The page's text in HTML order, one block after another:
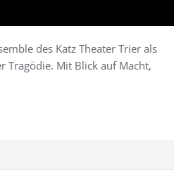
des Katz Theater Trier als
Tragödie. Mit Blick auf Macht,